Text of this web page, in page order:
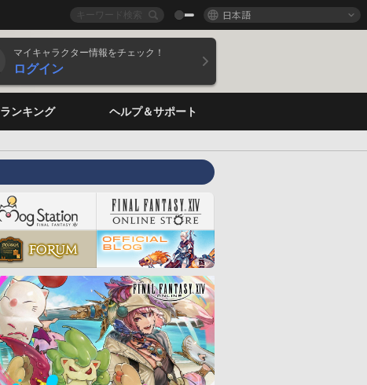
日本語
マイキャラクター情報をチェック！
ログイン
ランキング ヘルプ＆サポート